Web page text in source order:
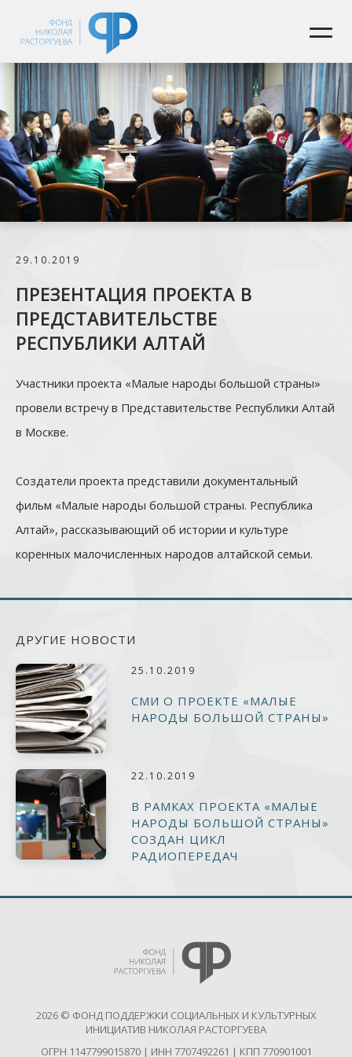
29.10.2019
ПРЕЗЕНТАЦИЯ ПРОЕКТА В
ПРЕДСТАВИТЕЛЬСТВЕ
РЕСПУБЛИКИ АЛТАЙ
Участники проекта «Малые народы большой страны»
провели встречу в Представительстве Республики Алтай
в Москве.
Создатели проекта представили документальный
фильм «Малые народы большой страны. Республика
Алтай», рассказывающий об истории и культуре
коренных малочисленных народов алтайской семьи.
ДРУГИЕ НОВОСТИ
25.10.2019
СМИ О ПРОЕКТЕ «МАЛЫЕ
НАРОДЫ БОЛЬШОЙ СТРАНЫ»
22.10.2019
В РАМКАХ ПРОЕКТА «МАЛЫЕ
НАРОДЫ БОЛЬШОЙ СТРАНЫ»
СОЗДАН ЦИКЛ
РАДИОПЕРЕДАЧ
2026 © ФОНД ПОДДЕРЖКИ СОЦИАЛЬНЫХ И КУЛЬТУРНЫХ
ИНИЦИАТИВ НИКОЛАЯ РАСТОРГУЕВА
ОГРН 1147799015870 | ИНН 7707492261 | КПП 770901001